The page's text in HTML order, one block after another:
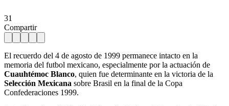
31
Compartir
El recuerdo del 4 de agosto de 1999 permanece intacto en la
memoria del futbol mexicano, especialmente por la actuación de
Cuauhtémoc Blanco, quien fue determinante en la victoria de la
Selección Mexicana sobre Brasil en la final de la Copa
Confederaciones 1999.